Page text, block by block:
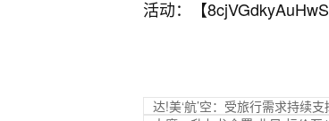
活动：【
达!美‘航’空：受旅行需求持续